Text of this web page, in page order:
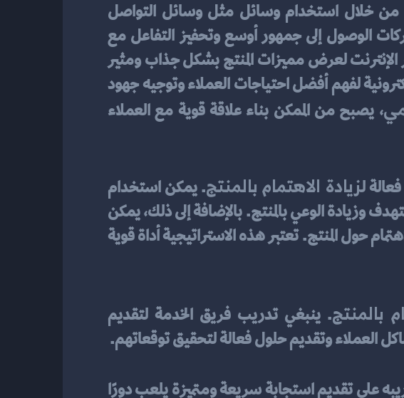
المنتج والعلامة التجارية. على سبيل المثال، يمكن استخدام إعلانات الفيديو عبر الإنترنت لعرض مميزات المنتج بشكل جذاب ومثير
لزيادة الاهتمام بالمنتج
بالمنتج
العملاء وتقديم حلول فعالة لتحقيق توقعاتهم.